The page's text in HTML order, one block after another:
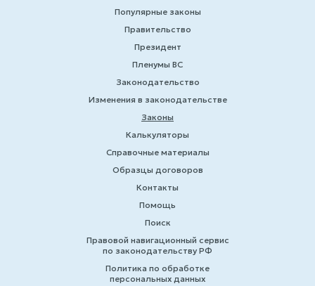
Популярные законы
Правительство
Президент
Пленумы ВС
Законодательство
Изменения в законодательстве
Законы
Калькуляторы
Справочные материалы
Образцы договоров
Контакты
Помощь
Поиск
Правовой навигационный сервис
по законодательству РФ
Политика по обработке
персональных данных